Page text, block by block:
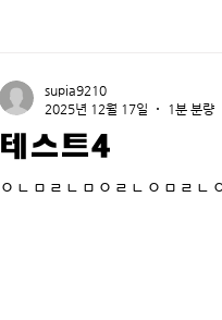
테스트4
ㅇㄴㅁㄹㄴㅁㅇㄹㄴㅇㅁㄹㄴ
supia9210
2025년 12월 17일
1분 분량